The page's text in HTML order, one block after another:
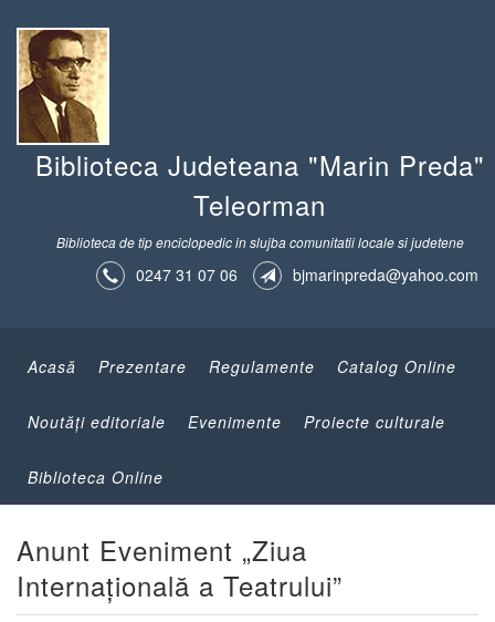
Biblioteca Judeteana "Marin Preda"
Teleorman
Biblioteca de tip enciclopedic in slujba comunitatii locale si judetene
0247 31 07 06 bjmarinpreda@yahoo.com
Acasă Prezentare Regulamente Catalog Online
Noutăţi editoriale Evenimente Proiecte culturale
Biblioteca Online
Anunt Eveniment „Ziua
Internațională a Teatrului”